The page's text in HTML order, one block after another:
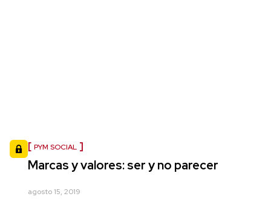
PYM SOCIAL
Marcas y valores: ser y no parecer
agosto 15, 2019